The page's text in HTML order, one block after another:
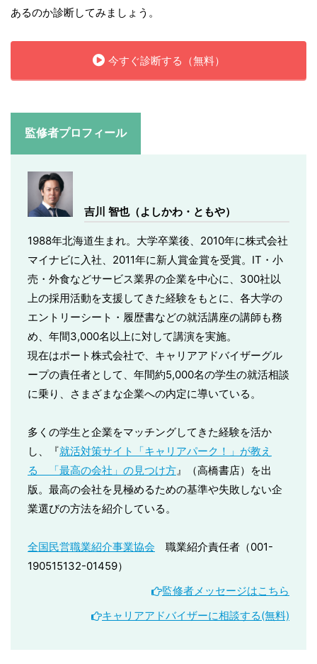
あるのか診断してみましょう。
今すぐ診断する（無料）
監修者プロフィール
吉川 智也（よしかわ・ともや）
1988年北海道生まれ。大学卒業後、2010年に株式会社
マイナビに入社、2011年に新人賞金賞を受賞。IT・小
売・外食などサービス業界の企業を中心に、300社以
上の採用活動を支援してきた経験をもとに、各大学の
エントリーシート・履歴書などの就活講座の講師も務
め、年間3,000名以上に対して講演を実施。
現在はポート株式会社で、キャリアアドバイザーグル
ープの責任者として、年間約5,000名の学生の就活相談
に乗り、さまざまな企業への内定に導いている。
多くの学生と企業をマッチングしてきた経験を活か
し、『就活対策サイト「キャリアパーク！」が教え
る 「最高の会社」の見つけ方 』（高橋書店）を出
版。最高の会社を見極めるための基準や失敗しない企
業選びの方法を紹介している。
全国民営職業紹介事業協会 職業紹介責任者（001-
190515132-01459）
監修者メッセージはこちら
キャリアアドバイザーに相談する(無料)